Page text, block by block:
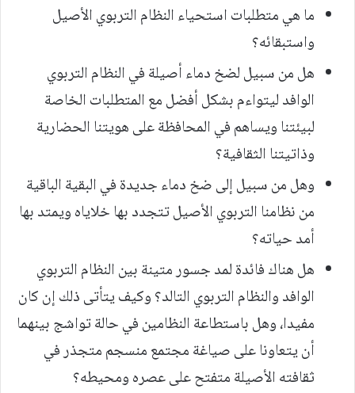
ما هي متطلبات استحياء النظام التربوي الأصيل
واستبقائه؟
هل من سبيل لضخ دماء أصيلة في النظام التربوي
الوافد ليتواءم بشكل أفضل مع المتطلبات الخاصة
لبيئتنا ويساهم في المحافظة على هويتنا الحضارية
وذاتيتنا الثقافية؟
وهل من سبيل إلى ضخ دماء جديدة في البقية الباقية
من نظامنا التربوي الأصيل تتجدد بها خلاياه ويمتد بها
أمد حياته؟
هل هناك فائدة لمد جسور متينة بين النظام التربوي
الوافد والنظام التربوي التالد؟ وكيف يتأتى ذلك إن كان
مفيدا، وهل باستطاعة النظامين في حالة تواشج بينهما
أن يتعاونا على صياغة مجتمع منسجم متجذر في
ثقافته الأصيلة متفتح على عصره ومحيطه؟